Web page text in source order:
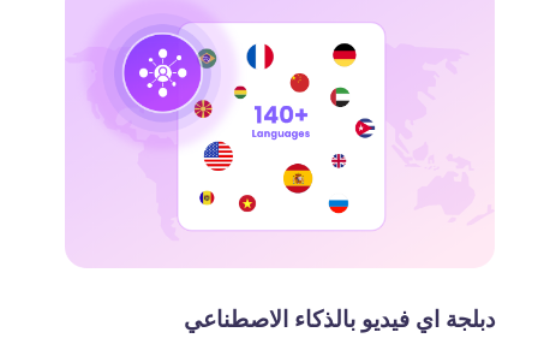
دبلجة اي فيديو بالذكاء الاصطناعي